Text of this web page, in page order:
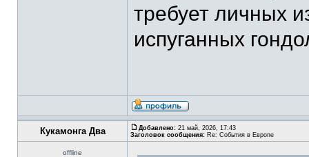
требует личных
испуганных
Кукамонга Два Добавлено: 21 май, 2026, 17:43
Заголовок сообщения: Re: События в Европе
offline